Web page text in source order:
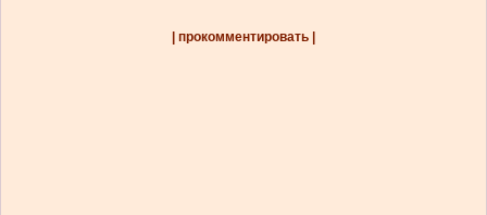
| прокомментировать |